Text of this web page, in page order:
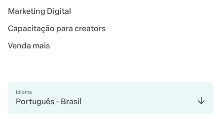
Marketing Digital
Capacitação para creators
Venda mais
Idioma
Português - Brasil